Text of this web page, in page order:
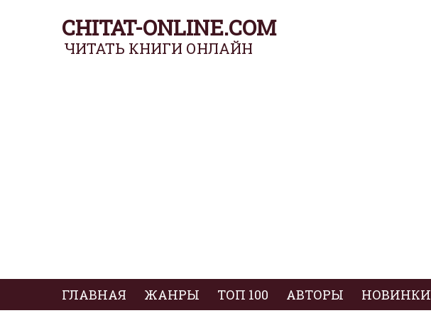
CHITAT-ONLINE.COM
ЧИТАТЬ КНИГИ ОНЛАЙН
ГЛАВНАЯ ЖАНРЫ ТОП 100 АВТОРЫ НОВИНКИ